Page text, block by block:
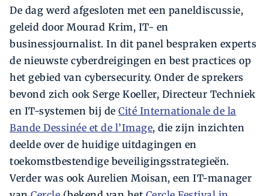
De dag werd afgesloten met een paneldiscussie,
geleid door Mourad Krim, IT- en
businessjournalist. In dit panel bespraken experts
de nieuwste cyberdreigingen en best practices op
het gebied van cybersecurity. Onder de sprekers
bevond zich ook Serge Koeller, Directeur Techniek
en IT-systemen bij de Cité Internationale de la
Bande Dessinée et de l’Image, die zijn inzichten
deelde over de huidige uitdagingen en
toekomstbestendige beveiligingsstrategieën.
Verder was ook Aurelien Moisan, een IT-manager